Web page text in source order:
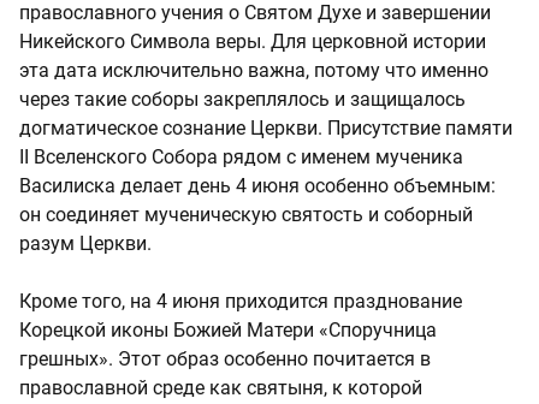
православного учения о Святом Духе и завершении
Никейского Символа веры. Для церковной истории
эта дата исключительно важна, потому что именно
через такие соборы закреплялось и защищалось
догматическое сознание Церкви. Присутствие памяти
II Вселенского Собора рядом с именем мученика
Василиска делает день 4 июня особенно объемным:
он соединяет мученическую святость и соборный
разум Церкви.
Кроме того, на 4 июня приходится празднование
Корецкой иконы Божией Матери «Споручница
грешных». Этот образ особенно почитается в
православной среде как святыня, к которой